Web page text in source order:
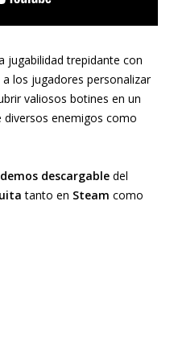
jugabilidad trepidante con
los jugadores personalizar
valiosos botines en un
enemigos como
demos descargable del
tanto en Steam como